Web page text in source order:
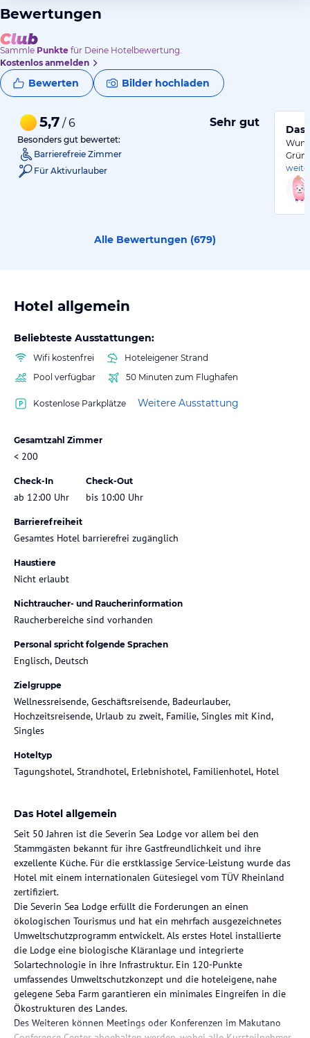
Bewertungen
Sammle Punkte für Deine Hotelbewertung.
Kostenlos anmelden
Bewerten Bilder hochladen
5,7 / 6 Sehr gut
Besonders gut bewertet:
Barrierefreie Zimmer
Für Aktivurlauber
Das
Alle Bewertungen (679)
Hotel allgemein
Beliebteste Ausstattungen:
Wifi kostenfrei
Hoteleigener Strand
Pool verfügbar
50 Minuten zum Flughafen
Kostenlose Parkplätze Weitere Ausstattung
Gesamtzahl Zimmer
< 200
Check-In
ab 12:00 Uhr
Check-Out
bis 10:00 Uhr
Barrierefreiheit
Gesamtes Hotel barrierefrei zugänglich
Haustiere
Nicht erlaubt
Nichtraucher- und Raucherinformation
Raucherbereiche sind vorhanden
Personal spricht folgende Sprachen
Englisch, Deutsch
Zielgruppe
Wellnessreisende, Geschäftsreisende, Badeurlauber,
Hochzeitsreisende, Urlaub zu zweit, Familie, Singles mit Kind,
Singles
Hoteltyp
Tagungshotel, Strandhotel, Erlebnishotel, Familienhotel, Hotel
Das Hotel allgemein
Seit 50 Jahren ist die Severin Sea Lodge vor allem bei den
Stammgästen bekannt für ihre Gastfreundlichkeit und ihre
exzellente Küche. Für die erstklassige Service-Leistung wurde das
Hotel mit einem internationalen Gütesiegel vom TÜV Rheinland
zertifiziert.
Die Severin Sea Lodge erfüllt die Forderungen an einen
ökologischen Tourismus und hat ein mehrfach ausgezeichnetes
Umweltschutzprogramm entwickelt. Als erstes Hotel installierte
die Lodge eine biologische Kläranlage und integrierte
Solartechnologie in ihre Infrastruktur. Ein 120-Punkte
umfassendes Umweltschutzkonzept und die hoteleigene, nahe
gelegene Seba Farm garantieren ein minimales Eingreifen in die
Ökostrukturen des Landes.
Des Weiteren können Meetings oder Konferenzen im Makutano